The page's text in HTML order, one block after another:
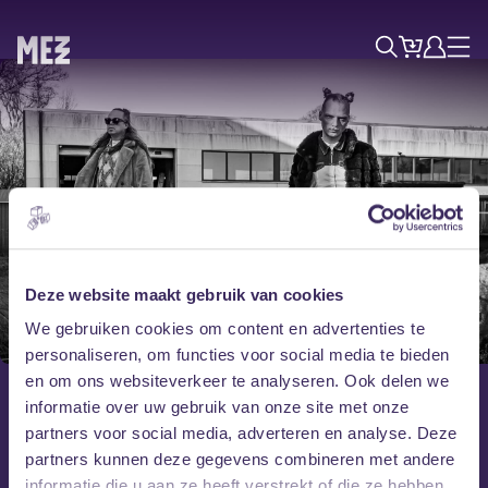
Deze website maakt gebruik van cookies
We gebruiken cookies om content en advertenties te
personaliseren, om functies voor social media te bieden
en om ons websiteverkeer te analyseren. Ook delen we
informatie over uw gebruik van onze site met onze
partners voor social media, adverteren en analyse. Deze
partners kunnen deze gegevens combineren met andere
Skip navigatie
ZoekTicketsAccount
Menu
Donderdag 26 november
Prins S. en De
Geit
TURF x MEZZ